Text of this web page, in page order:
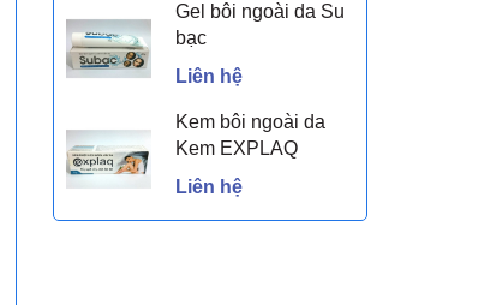
Gel bôi ngoài da Su
bạc
Liên hệ
Kem bôi ngoài da
Kem EXPLAQ
Liên hệ